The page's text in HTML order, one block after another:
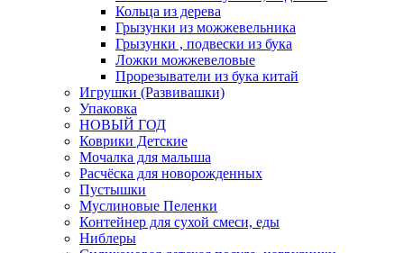
Кольца из дерева
Грызунки из можжевельника
Грызунки , подвески из бука
Ложки можжевеловые
Прорезыватели из бука китай
Игрушки (Развивашки)
Упаковка
НОВЫЙ ГОД
Коврики Детские
Мочалка для малыша
Расчёска для новорожденных
Пустышки
Муслиновые Пеленки
Контейнер для сухой смеси, еды
Ниблеры